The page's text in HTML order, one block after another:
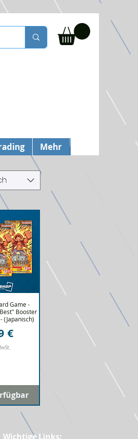
Mehr
Game -
Booster
(Japanisch)
€
Wichtige Links: